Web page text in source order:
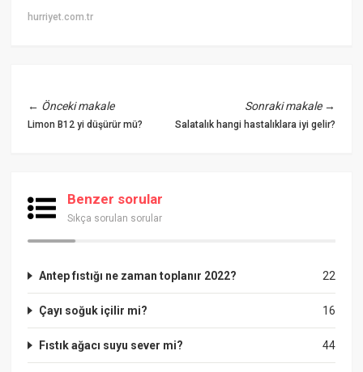
hurriyet.com.tr
← Önceki makale
Limon B12 yi düşürür mü?
Sonraki makale→
Salatalık hangi hastalıklara iyi gelir?
Benzer sorular
Sıkça sorulan sorular
22
Antep fıstığı ne zaman toplanır 2022?
16
Çayı soğuk içilir mi?
44
Fıstık ağacı suyu sever mi?